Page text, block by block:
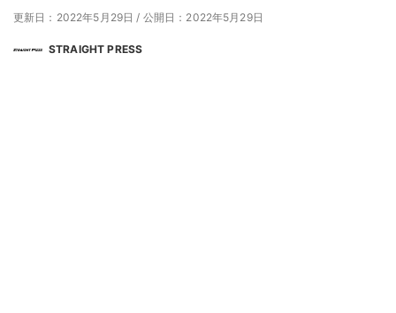
更新日：2022年5月29日 / 公開日：2022年5月29日
STRAIGHT PRESS